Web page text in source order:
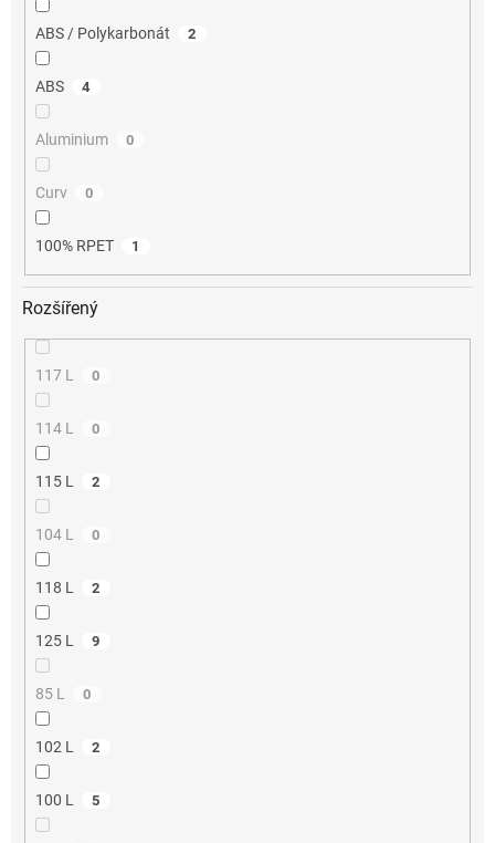
ABS / Polykarbonát 2
ABS 4
Aluminium 0
Curv 0
100% RPET 1
Rozšířený
117 L 0
114 L 0
115 L 2
104 L 0
118 L 2
125 L 9
85 L 0
102 L 2
100 L 5